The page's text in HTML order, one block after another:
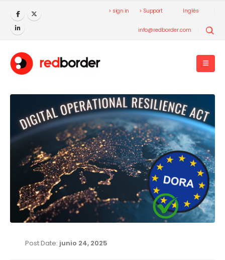
> sign in > Support Inglés
info@redborder.com
Post Date: junio 24, 2025